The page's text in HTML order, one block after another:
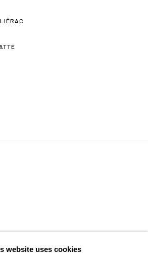
website uses cookies